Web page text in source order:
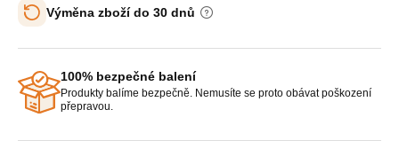
Výměna zboží do 30 dnů
100% bezpečné balení
Produkty balíme bezpečně. Nemusíte se proto obávat poškození
přepravou.